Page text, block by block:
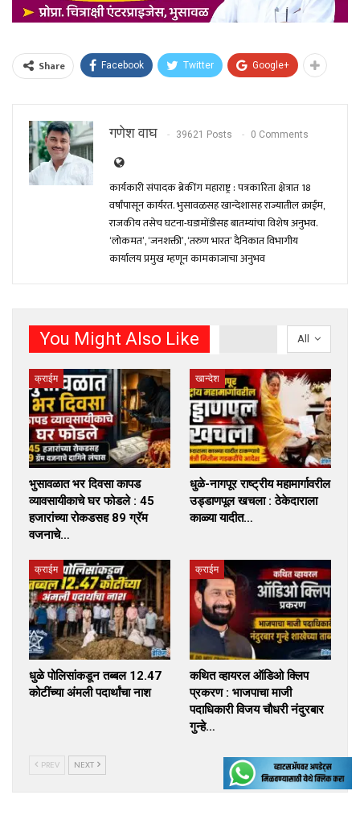
Share Facebook Twitter Google+
गणेश वाघ 39621 Posts 0 Comments
कार्यकारी संपादक ब्रेकींग महाराष्ट्र : पत्रकारिता क्षेत्रात 18
वर्षांपासून कार्यरत. भुसावळसह खान्देशासह राज्यातील क्राईम,
राजकीय तसेच घटना-घडामोंडीसह बातम्यांचा विशेष अनुभव.
‘लोकमत’, ‘जनशक्ती’, ‘तरुण भारत’ दैनिकात विभागीय
कार्यालय प्रमुख म्हणून कामकाजाचा अनुभव
All
You Might Also Like
क्राईम
भुसावळात भर दिवसा कापड
व्यावसायीकाचे घर फोडले : 45
हजारांच्या रोकडसह 89 ग्रॅम
वजनाचे…
खान्देश
धुळे-नागपूर राष्ट्रीय महामार्गावरील
उड्डाणपूल खचला : ठेकेदाराला
काळ्या यादीत…
क्राईम
धुळे पोलिसांकडून तब्बल 12.47
कोटींच्या अंमली पदार्थांचा नाश
क्राईम
कथित व्हायरल ऑडिओ क्लिप
प्रकरण : भाजपाचा माजी
पदाधिकारी विजय चौधरी नंदुरबार
गुन्हे…
PREV NEXT